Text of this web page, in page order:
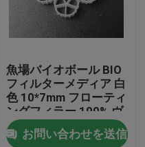
魚場バイオボール BIO
フィルターメディア 白
色 10*7mm フローティ
ングフィラー 100% ヴ
ァージン HDPEバイオ
フィルターメディア
お問い合わせを送信